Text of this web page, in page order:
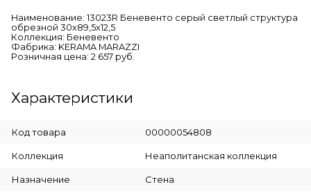
Наименование: 13023R Беневенто серый светлый структура
обрезной 30х89,5х12,5
Коллекция: Беневенто
Фабрика: KERAMA MARAZZI
Розничная цена: 2 657 руб.
Характеристики
Код товара 00000054808
Коллекция Неаполитанская коллекция
Назначение Стена